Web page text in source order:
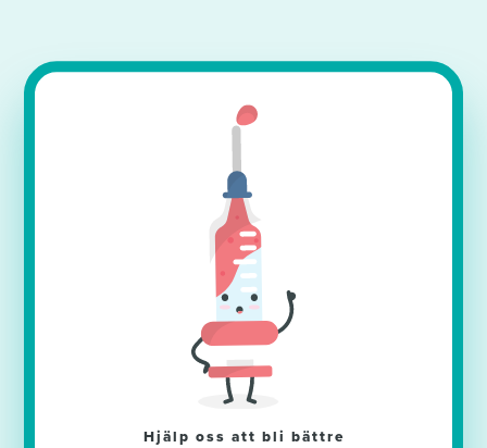
Hjälp oss att bli bättre